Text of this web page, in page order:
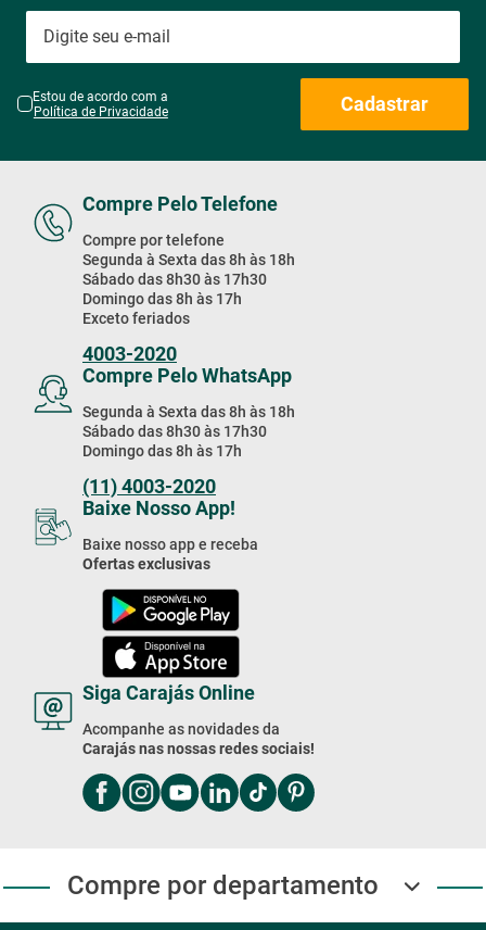
Estou de acordo com a
Política de Privacidade
Cadastrar
Compre Pelo Telefone
Compre por telefone
Segunda à Sexta das 8h às 18h
Sábado das 8h30 às 17h30
Domingo das 8h às 17h
Exceto feriados
4003-2020
Compre Pelo WhatsApp
Segunda à Sexta das 8h às 18h
Sábado das 8h30 às 17h30
Domingo das 8h às 17h
(11) 4003-2020
Baixe Nosso App!
Baixe nosso app e receba
Ofertas exclusivas
Siga Carajás Online
Acompanhe as novidades da
Carajás nas nossas redes sociais!
Compre por departamento